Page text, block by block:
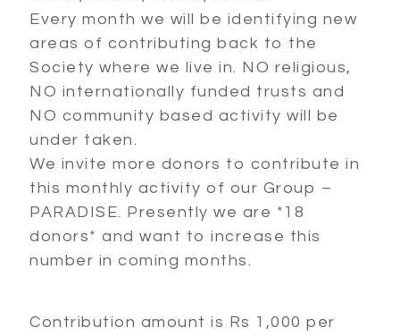
Every month we will be identifying new
areas of contributing back to the
Society where we live in. NO religious,
NO internationally funded trusts and
NO community based activity will be
under taken.
We invite more donors to contribute in
this monthly activity of our Group –
PARADISE. Presently we are *18
donors* and want to increase this
number in coming months.
Contribution amount is Rs 1,000 per